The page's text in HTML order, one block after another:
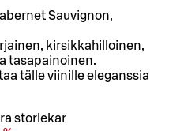
Sauvignon,
kirsikkahilloinen,
tasapainoinen.
tälle viinille eleganssia
storlekar